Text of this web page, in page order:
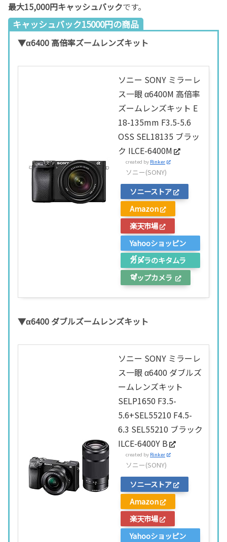
最大15,000円キャッシュバックです。
キャッシュバック15000円の商品
▼α6400 高倍率ズームレンズキット
ソニー SONY ミラーレ
ス一眼 α6400M 高倍率
ズームレンズキット E
18-135mm F3.5-5.6
OSS SEL18135 ブラッ
ク ILCE-6400M
created by Rinker
ソニー(SONY)
ソニーストア
Amazon
楽天市場
Yahooショッピン
グ
カメラのキタムラ
マップカメラ
▼α6400 ダブルズームレンズキット
ソニー SONY ミラーレ
ス一眼 α6400 ダブルズ
ームレンズキット
SELP1650 F3.5-
5.6+SEL55210 F4.5-
6.3 SEL55210 ブラック
ILCE-6400Y B
created by Rinker
ソニー(SONY)
ソニーストア
Amazon
楽天市場
Yahooショッピン